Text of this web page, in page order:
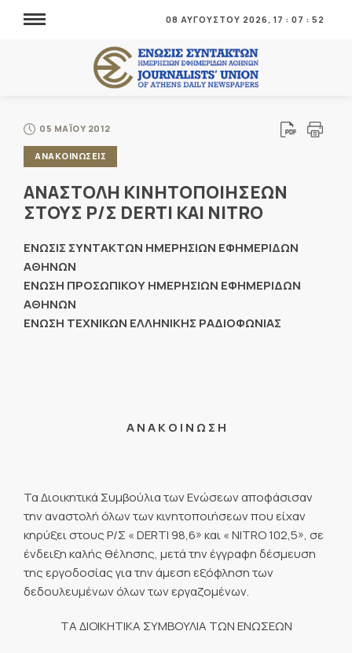
08 ΑΥΓΟΥΣΤΟΥ 2026, 17 : 07 : 54
05 ΜΑΪΟΥ 2012
ΑΝΑΚΟΙΝΩΣΕΙΣ
ΑΝΑΣΤΟΛΗ ΚΙΝΗΤΟΠΟΙΗΣΕΩΝ
ΣΤΟΥΣ Ρ/Σ DERTI ΚΑΙ NITRO
ΕΝΩΣΙΣ ΣΥΝΤΑΚΤΩΝ ΗΜΕΡΗΣΙΩΝ ΕΦΗΜΕΡΙΔΩΝ
ΑΘΗΝΩΝ
ΕΝΩΣΗ ΠΡΟΣΩΠΙΚΟΥ ΗΜΕΡΗΣΙΩΝ ΕΦΗΜΕΡΙΔΩΝ
ΑΘΗΝΩΝ
ΕΝΩΣΗ ΤΕΧΝΙΚΩΝ ΕΛΛΗΝΙΚΗΣ ΡΑΔΙΟΦΩΝΙΑΣ
Α Ν Α Κ Ο Ι Ν Ω Σ Η
Τα Διοικητικά Συμβούλια των Ενώσεων αποφάσισαν
την αναστολή όλων των κινητοποιήσεων που είχαν
κηρύξει στους Ρ/Σ « DERTI 98,6» και « NITRO 102,5», σε
ένδειξη καλής θέλησης, μετά την έγγραφη δέσμευση
της εργοδοσίας για την άμεση εξόφληση των
δεδουλευμένων όλων των εργαζομένων.
ΤΑ ΔΙΟΙΚΗΤΙΚΑ ΣΥΜΒΟΥΛΙΑ ΤΩΝ ΕΝΩΣΕΩΝ